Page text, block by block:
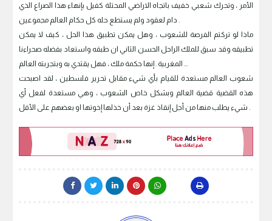
الأمر ، وتحرك شعبي خفيف باتجاه الاراضي المحتلة كفيل بإنهاء هذا الصراع الذي
دام لعقود ولم يستطع حله كل حكام العالم مجموعين .
ماذا لو تركتم الفرصة للشعوب ، وهل يمكن تطبيق هذا الحل ، كيف لا يمكن
تطبيقه وقد سبق للملك الراحل الحسن الثاني ان طبقه واستعاد بفضله صحراءنا
المغربية . إنها حكمة ملك ، فهل يقتدي به وبتجربته العالم ...
شعوب العالم مستعدة للقيام بأي شيء مقابل تحرير فلسطين ، لقد اصبحت
هذه القضية قضية العالم وبشكل خاص الشعوب ، وهي مستعدة لفعل أي
شيء يطلب منها من أجل إنقاذ غزة بعد أن خذلها إخوتها او بعضهم على الأقل .